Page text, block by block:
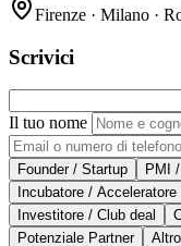
Firenze · Milano ·
Scrivici
Il tuo nome
Founder / Startup
PMI
Incubatore / Acceleratore
Investitore / Club deal
Potenziale Partner
Altro